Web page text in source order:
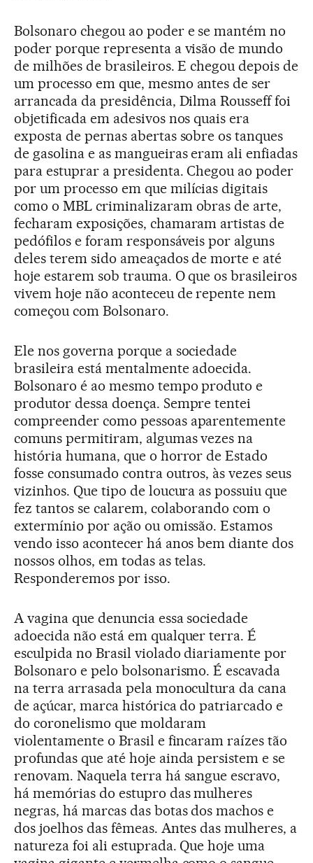
Bolsonaro chegou ao poder e se mantém no
poder porque representa a visão de mundo
de milhões de brasileiros. E chegou depois de
um processo em que, mesmo antes de ser
arrancada da presidência, Dilma Rousseff foi
objetificada em adesivos nos quais era
exposta de pernas abertas sobre os tanques
de gasolina e as mangueiras eram ali enfiadas
para estuprar a presidenta. Chegou ao poder
por um processo em que milícias digitais
como o MBL criminalizaram obras de arte,
fecharam exposições, chamaram artistas de
pedófilos e foram responsáveis por alguns
deles terem sido ameaçados de morte e até
hoje estarem sob trauma. O que os brasileiros
vivem hoje não aconteceu de repente nem
começou com Bolsonaro.
Ele nos governa porque a sociedade
brasileira está mentalmente adoecida.
Bolsonaro é ao mesmo tempo produto e
produtor dessa doença. Sempre tentei
compreender como pessoas aparentemente
comuns permitiram, algumas vezes na
história humana, que o horror de Estado
fosse consumado contra outros, às vezes seus
vizinhos. Que tipo de loucura as possuiu que
fez tantos se calarem, colaborando com o
extermínio por ação ou omissão. Estamos
vendo isso acontecer há anos bem diante dos
nossos olhos, em todas as telas.
Responderemos por isso.
A vagina que denuncia essa sociedade
adoecida não está em qualquer terra. É
esculpida no Brasil violado diariamente por
Bolsonaro e pelo bolsonarismo. É escavada
na terra arrasada pela monocultura da cana
de açúcar, marca histórica do patriarcado e
do coronelismo que moldaram
violentamente o Brasil e fincaram raízes tão
profundas que até hoje ainda persistem e se
renovam. Naquela terra há sangue escravo,
há memórias do estupro das mulheres
negras, há marcas das botas dos machos e
dos joelhos das fêmeas. Antes das mulheres, a
natureza foi ali estuprada. Que hoje uma